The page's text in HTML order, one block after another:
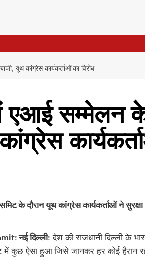
यूथ कांग्रेस कार्यकर्ताओं का विरोध
एआई सम्मेलन के
के दौरान यूथ कांग्रेस कार्यकर्ताओं ने
नई दिल्ली: देश की राजधानी दिल्ली के
में कुछ ऐसा हुआ जिसे जानकर हर कोई हैरान